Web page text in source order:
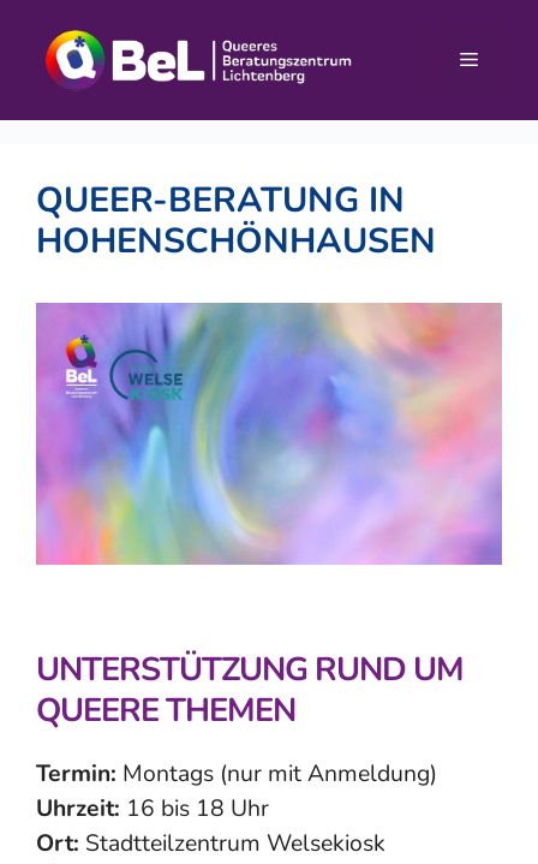
Inhalt
springen
Menü
QUEER-BERATUNG IN
HOHENSCHÖNHAUSEN
UNTERSTÜTZUNG RUND UM
QUEERE THEMEN
Termin: Montags (nur mit Anmeldung)
Uhrzeit: 16 bis 18 Uhr
Ort: Stadtteilzentrum Welsekiosk